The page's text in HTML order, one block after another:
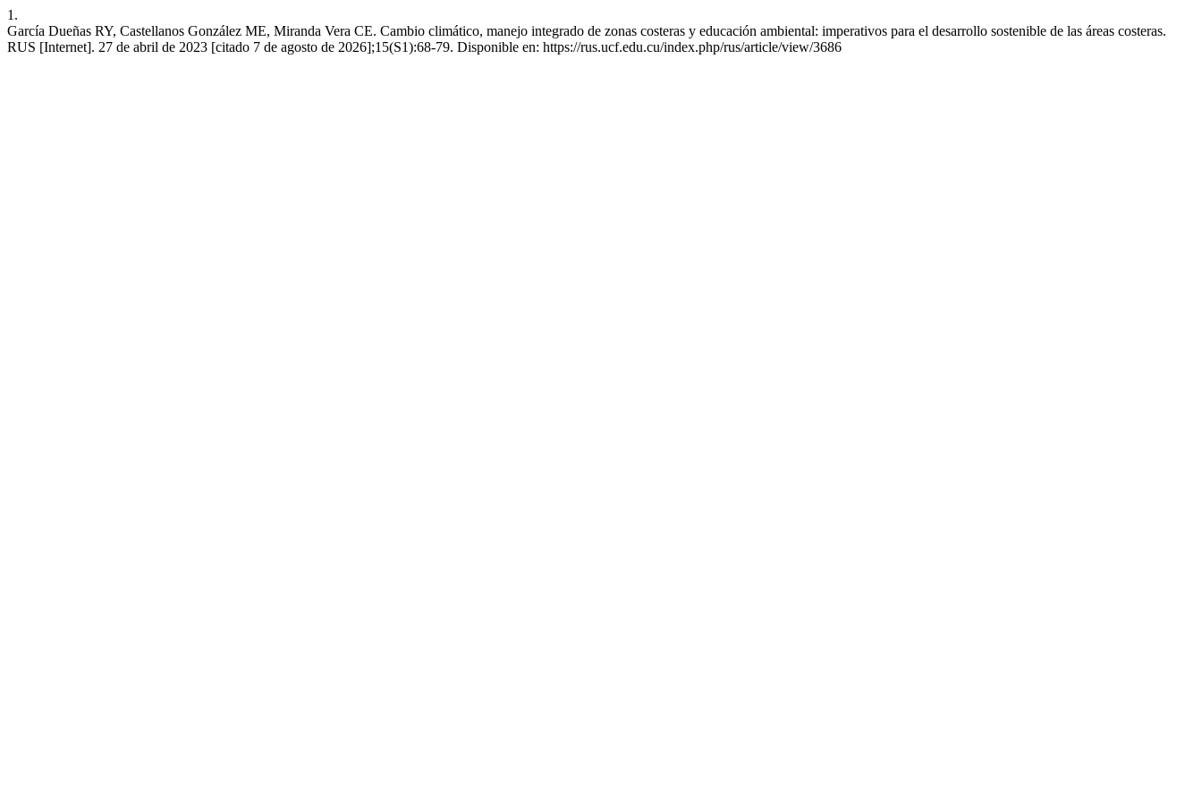
1.
García Dueñas RY, Castellanos González ME, Miranda Vera CE. Cambio climático, manejo integrado de zonas costeras y educación ambiental: imperativos para el desarrollo sostenible de las áreas costeras.
RUS [Internet]. 27 de abril de 2023 [citado 7 de agosto de 2026];15(S1):68-79. Disponible en: https://rus.ucf.edu.cu/index.php/rus/article/view/3686